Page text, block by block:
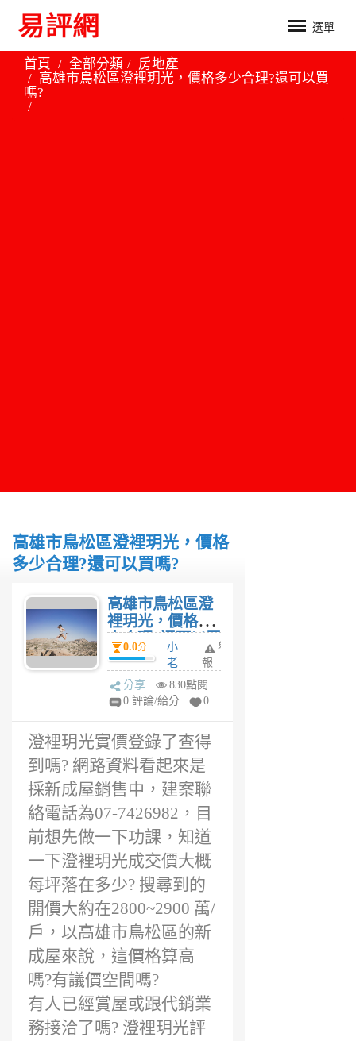
選單
首頁 全部分類
房地產
高雄市鳥松區澄裡玥光，價格多少合理?還可以買
嗎?
高雄市鳥松區澄裡玥光，價格
多少合理?還可以買嗎?
高雄市鳥松區澄
裡玥光，價格多
少合理?還可以買
嗎?
0.0分
小
老
闆
4
舉
報
分享
830點閱
0 評論/給分
0
澄裡玥光實價登錄了查得
到嗎? 網路資料看起來是
採新成屋銷售中，建案聯
絡電話為07-7426982，目
前想先做一下功課，知道
一下澄裡玥光成交價大概
每坪落在多少? 搜尋到的
開價大約在2800~2900 萬/
戶，以高雄市鳥松區的新
成屋來說，這價格算高
嗎?有議價空間嗎?
有人已經賞屋或跟代銷業
務接洽了嗎? 澄裡玥光評